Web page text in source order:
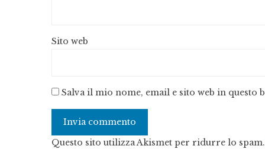
Sito web
Salva il mio nome, email e sito web in
Questo sito utilizza Akismet per ridurre lo spam.